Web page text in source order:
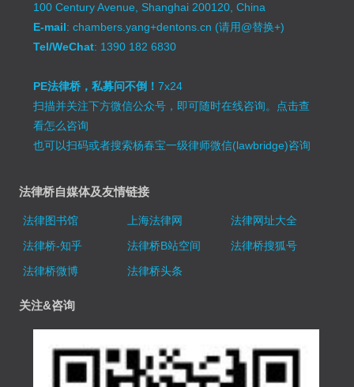
100 Century Avenue, Shanghai 200120, China
E-mail: chambers.yang+dentons.cn (请用@替换+)
Tel/WeChat: 1390 182 6830
PE法律桥，私募问不倒！7x24
扫描并关注下方微信公众号，即可随时在线咨询。 点击查
看怎么咨询
也可以扫码或者搜索杨春宝一级律师微信(lawbridge)咨询
法律桥自媒体及友情链接
法律图书馆 上海法律网
法律网址大全
法律桥-知乎
法律桥B站空间
法律桥搜狐号
法律桥微博
法律桥头条
关注&咨询